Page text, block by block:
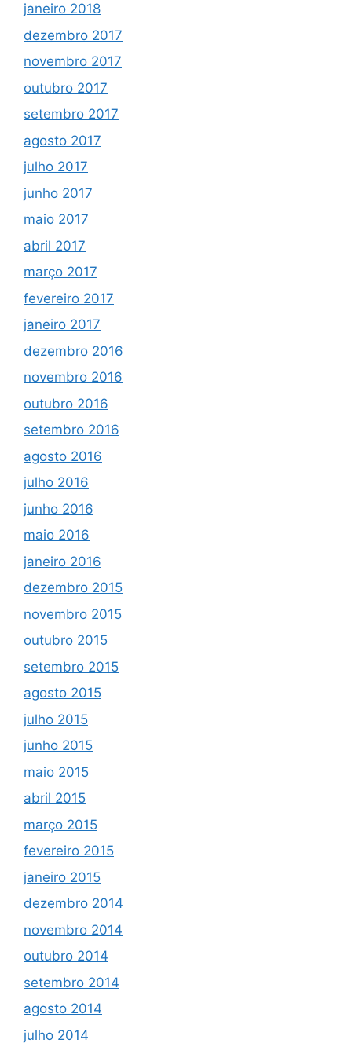
janeiro 2018
dezembro 2017
novembro 2017
outubro 2017
setembro 2017
agosto 2017
julho 2017
junho 2017
maio 2017
abril 2017
março 2017
fevereiro 2017
janeiro 2017
dezembro 2016
novembro 2016
outubro 2016
setembro 2016
agosto 2016
julho 2016
junho 2016
maio 2016
janeiro 2016
dezembro 2015
novembro 2015
outubro 2015
setembro 2015
agosto 2015
julho 2015
junho 2015
maio 2015
abril 2015
março 2015
fevereiro 2015
janeiro 2015
dezembro 2014
novembro 2014
outubro 2014
setembro 2014
agosto 2014
julho 2014